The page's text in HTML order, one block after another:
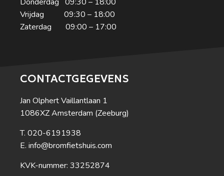
Vrijdag 09:30 – 18:00
Zaterdag 09:00 – 17:00
CONTACTGEGEVENS
Jan Olphert Vaillantlaan 1
1086XZ Amsterdam (Zeeburg)
020-6191938
info@bromfietshuis.com
KVK-nummer: 33252874